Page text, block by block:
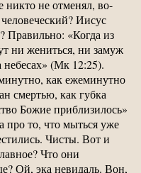
никто не отменял, во-
Иисус
Правильно: «Когда из
ни жениться, ни замуж
небесах» (Мк 12:25).
как ежеминутно
смертью, как губка
Божие приблизилось»
про то, что мыться уже
Чисты. Вот и
Что они
Ой, эка невидаль. Вон,